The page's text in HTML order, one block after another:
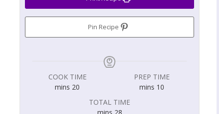
PREP TIME
10
mins
COOK TIME
20
mins
TOTAL TIME